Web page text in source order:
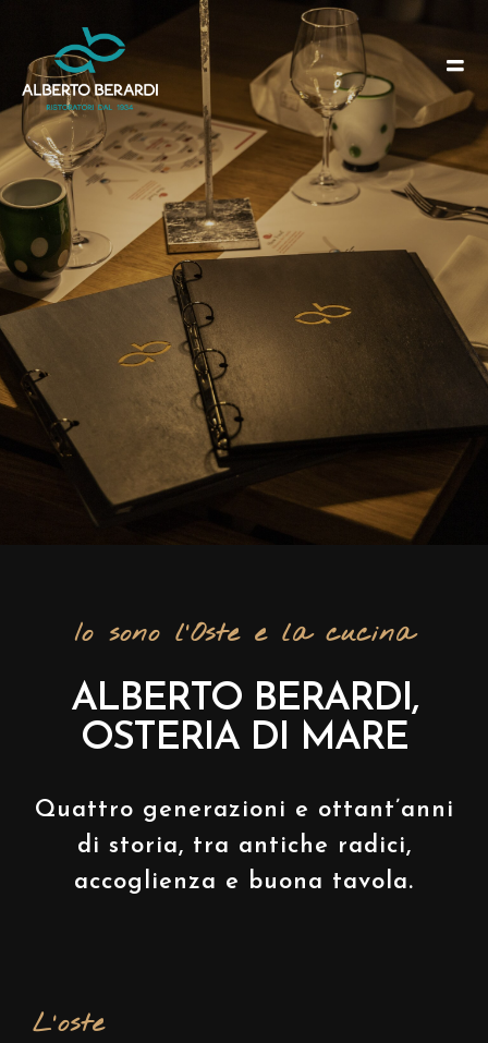
Io sono l’Oste e la cucina
ALBERTO BERARDI,
OSTERIA DI MARE
Quattro generazioni e ottant’anni
di storia, tra antiche radici,
accoglienza e buona tavola.
L'oste